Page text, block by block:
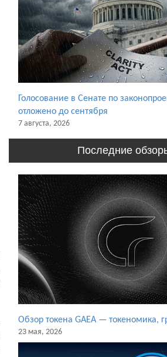
Голосование в Сенате по
отложено до сентября
7 августа, 2026
Последние
Обзор токена GAEA — токеномика,
23 мая, 2026